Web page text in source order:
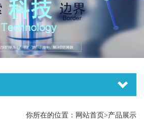
你所在的位置： 网站首页>产品展示